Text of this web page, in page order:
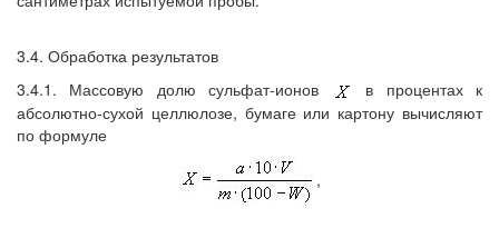
3.4. Обработка результатов
3.4.1. Массовую долю сульфат-ионов
в процентах к
абсолютно-сухой целлюлозе, бумаге или картону вычисляют
по формуле
,